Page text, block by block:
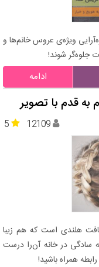
ویژه‌ی عروس خانم‌ها و
جلوه‌گر شوند!
ادامه
قدم با تصویر
5 12109
هلندی است که هم زیبا
سادگی در خانه آن‌را درست
همراه باشید!